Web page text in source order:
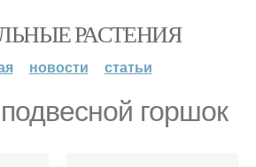
РАСТЕНИЯ
новости статьи
горшок